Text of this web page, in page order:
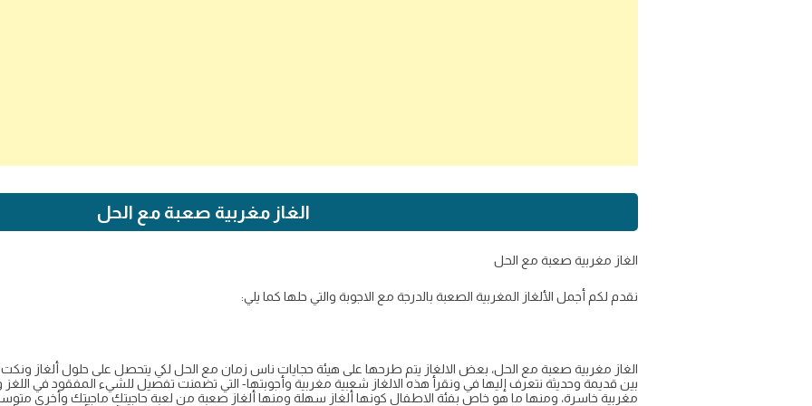
الغاز مغربية صعبة مع الحل
الغاز مغربية صعبة مع الحل
نقدم لكم أجمل الألغاز المغربية الصعبة بالدرجة مع الاجوبة والتي حلها كما يلي:
الغاز مغربية صعبة مع الحل، بعض الالغاز يتم طرحها على هيئة حجايات ناس زمان مع الحل لكي يتحصل على حلول ألغاز ونكت
بين قديمة وحديثة نتعرف إليها في ونقرأ هذه الالغاز شعبية مغربية وأجوبتها- التي تضمنت تفصيل للشيء المفقود في اللغز
مغربية خاسرة، ومنها ما هو خاص بفئة الاطفال كونها ألغاز سهلة ومنها ألغاز صعبة من لعبة حاجيتك ماجيتك وأخرى